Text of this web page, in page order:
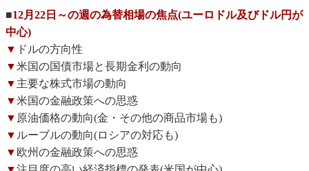
■12月22日～の週の為替相場の焦点(ユーロドル及びドル円が
中心)
▼ ドルの方向性
▼米国の国債市場と長期金利の動向
▼ 主要な株式市場の動向
▼米国の金融政策への思惑
▼ 原油価格の動向(金・その他の商品市場も)
▼ ルーブルの動向(ロシアの対応も)
▼ 欧州の金融政策への思惑